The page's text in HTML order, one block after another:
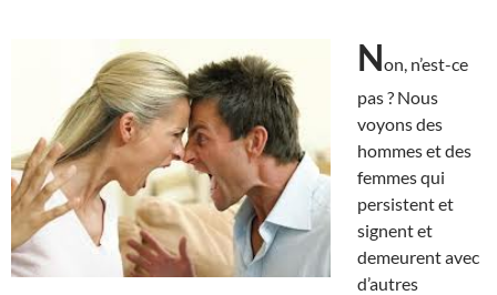
Non, n’est-ce
pas ? Nous
voyons des
hommes et des
femmes qui
persistent et
signent et
demeurent avec
d’autres